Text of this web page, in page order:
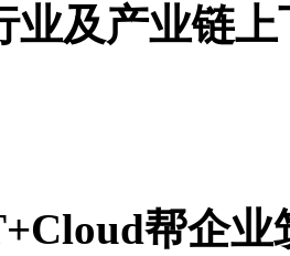
业及产业链
帮企业